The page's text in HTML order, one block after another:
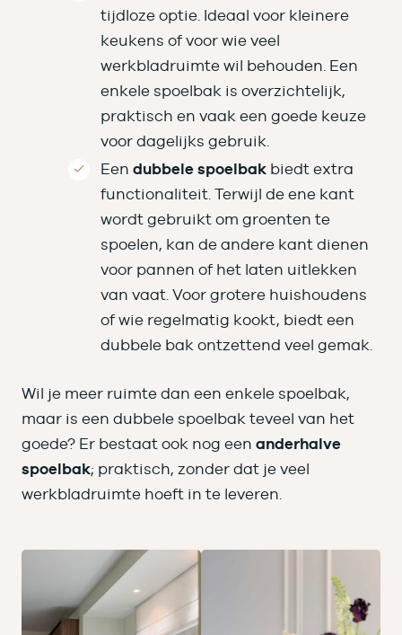
tijdloze optie. Ideaal voor kleinere
keukens of voor wie veel
werkbladruimte wil behouden. Een
enkele spoelbak is overzichtelijk,
praktisch en vaak een goede keuze
voor dagelijks gebruik.
Een dubbele spoelbak biedt extra
functionaliteit. Terwijl de ene kant
wordt gebruikt om groenten te
spoelen, kan de andere kant dienen
voor pannen of het laten uitlekken
van vaat. Voor grotere huishoudens
of wie regelmatig kookt, biedt een
dubbele bak ontzettend veel gemak.
Wil je meer ruimte dan een enkele spoelbak,
maar is een dubbele spoelbak teveel van het
goede? Er bestaat ook nog een anderhalve
spoelbak; praktisch, zonder dat je veel
werkbladruimte hoeft in te leveren.